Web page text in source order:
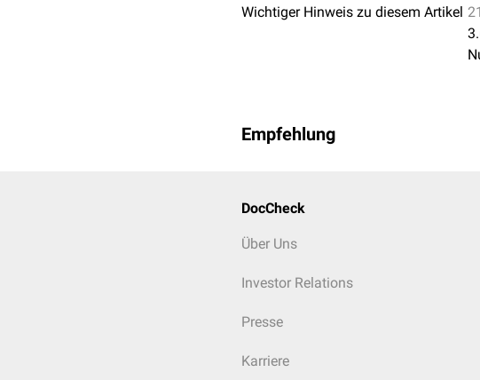
Wichtiger Hinweis zu diesem Artikel
Empfehlung
DocCheck
Über Uns
Investor Relations
Presse
Karriere